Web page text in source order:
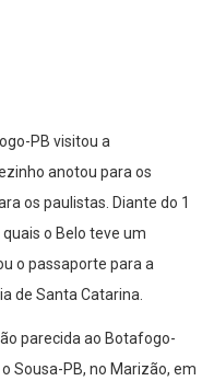
PB visitou a
anotou para os
os paulistas. Diante do 1
o Belo teve um
o passaporte para a
de Santa Catarina.
parecida ao Botafogo-
Sousa-PB, no Marizão, em